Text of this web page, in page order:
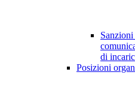
di
Posizioni